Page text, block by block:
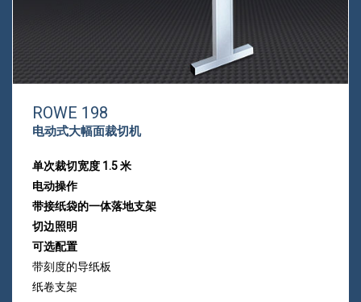
ROWE 198
电动式大幅面裁切机
单次裁切宽度 1.5 米
电动操作
带接纸袋的一体落地支架
切边照明
可选配置
带刻度的导纸板
纸卷支架